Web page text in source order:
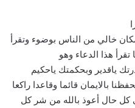
خالي من الناس بوضوء وتقرأ
هذا الدعاء وهو
ياقدير وبحكمتك ياحكيم
بالايمان قائما وقاعدا راكعا
كل حال أعوذ بالله من شر كل